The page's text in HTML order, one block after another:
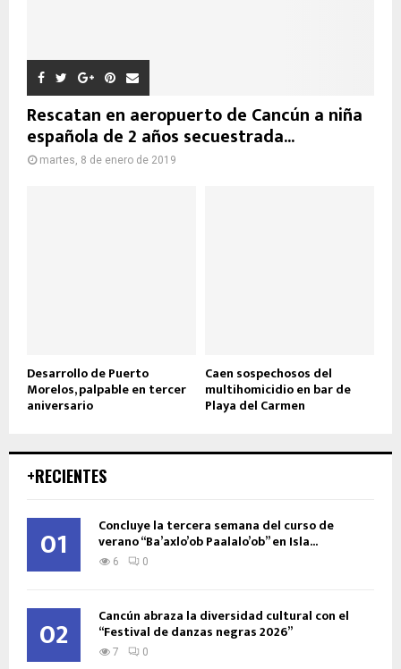
Rescatan en aeropuerto de Cancún a niña
española de 2 años secuestrada...
martes, 8 de enero de 2019
Desarrollo de Puerto
Morelos, palpable en tercer
aniversario
Caen sospechosos del
multihomicidio en bar de
Playa del Carmen
+RECIENTES
01 Concluye la tercera semana del curso de
verano “Ba’axlo’ob Paalalo’ob” en Isla...
6 0
02 Cancún abraza la diversidad cultural con el
“Festival de danzas negras 2026”
7 0